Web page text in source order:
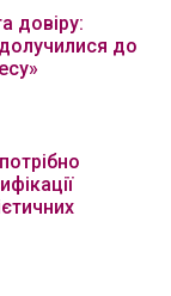
довіру:
долучилися до